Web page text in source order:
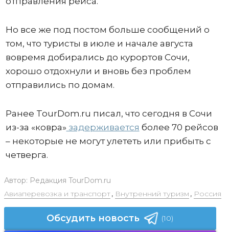
Но все же под постом больше сообщений о
том, что туристы в июле и начале августа
вовремя добирались до курортов Сочи,
хорошо отдохнули и вновь без проблем
отправились по домам.
Ранее TourDom.ru писал, что сегодня в Сочи
из-за «ковра» задерживается более 70 рейсов
– некоторые не могут улететь или прибыть с
четверга.
Автор: Редакция TourDom.ru
Авиаперевозка и транспорт, Внутренний туризм , Россия
Обсудить новость (10)